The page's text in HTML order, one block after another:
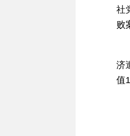
社
败
济
值